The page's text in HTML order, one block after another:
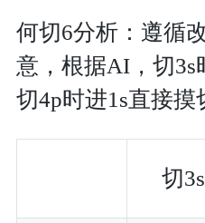
何切6分析：遵循
意，根据AI，切3s
切4p时进1s直接摸
切3s